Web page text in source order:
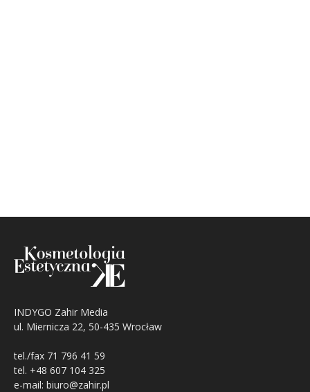
INDYGO Zahir Media
ul. Miernicza 22, 50-435 Wrocław
tel./fax 71 796 41 59
tel. +48 607 104 325
e-mail: biuro@zahir.pl